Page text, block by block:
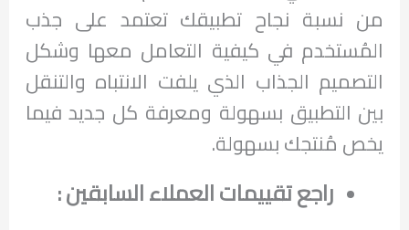
من نسبة نجاح تطبيقك تعتمد على جذب
المُستخدم في كيفية التعامل معها وشكل
التصميم الجذاب الذي يلفت الانتباه والتنقل
بين التطبيق بسهولة ومعرفة كل جديد فيما
يخص مُنتجك بسهولة.
راجع تقييمات العملاء السابقين :